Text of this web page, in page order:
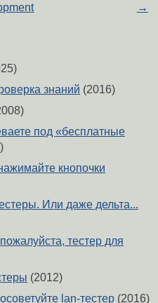
→
знаний (2016)
под «бесплатные
кнопочки
Или даже дельта...
тестер для
(2012)
lan-тестер (2016)